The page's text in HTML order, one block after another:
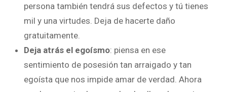
persona también tendrá sus defectos y tú tienes
mil y una virtudes. Deja de hacerte daño
gratuitamente.
Deja atrás el egoísmo: piensa en ese
sentimiento de posesión tan arraigado y tan
egoísta que nos impide amar de verdad. Ahora